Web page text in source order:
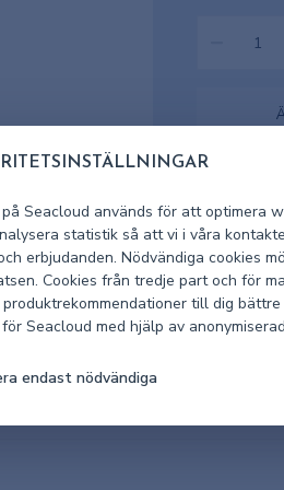
på Seacloud används för att optimera
statistik så att vi i våra
erbjudanden. Nödvändiga cookies
Cookies från tredje part och för
till dig
Seacloud med hjälp av
endast nödvändiga